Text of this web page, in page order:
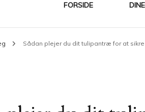
FORSIDE
Sådan plejer du dit tulipantræ for at